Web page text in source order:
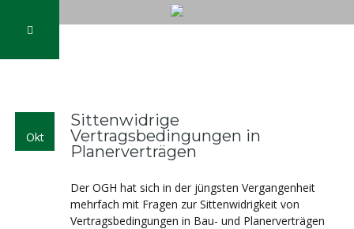
Okt
Sittenwidrige
Vertragsbedingungen in
Planerverträgen
Der OGH hat sich in der jüngsten Vergangenheit
mehrfach mit Fragen zur Sittenwidrigkeit von
Vertragsbedingungen in Bau- und Planerverträgen